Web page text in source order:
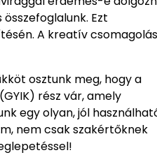
Ezt
A kreatív
osztunk meg, hogy a
rész vár, amely
egy olyan, jól
nem csak szakértőknek